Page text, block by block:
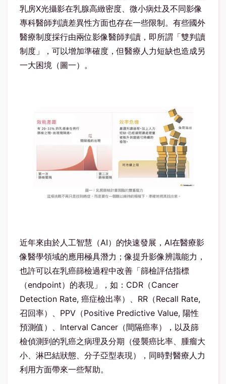
乳房X光攝影在乳腺高緻密度、微小病灶及不同影像
專科醫師判讀差異性方面也存在一些限制。有些國外
醫療制度採行由兩位影像醫師判讀，即所謂「雙判讀
制度」，可以增加準確度，但醫療人力短缺也造成另
一大困境（圖一）。
近年來由於人工智慧（AI）的快速發展， AI在醫療影
像醫學領域的應用極具潛力；像提升影像辨識能力，
也許可以在乳癌篩檢過程中改善「篩檢評估指標
（endpoint）的表現」，如： CDR （Cancer
Detection Rate, 癌症檢出率）、 RR （Recall Rate,
召回率）、 PPV （Positive Predictive Value, 陽性
預測值）、 Interval Cancer （間隔癌率），以及篩
檢偵測到的乳癌之病理及分期（侵襲癌比率、腫瘤大
小、淋巴結狀態、分子亞型表現），同時對醫療人力
利用方面帶來一些幫助。